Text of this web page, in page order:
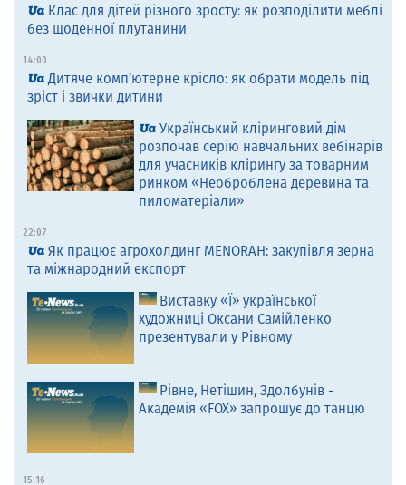
Клас для дітей різного зросту: як розподілити меблі
без щоденної плутанини
14:00
Дитяче комп’ютерне крісло: як обрати модель під
зріст і звички дитини
Український кліринговий дім
розпочав серію навчальних вебінарів
для учасників клірингу за товарним
ринком «Необроблена деревина та
пиломатеріали»
22:07
Як працює агрохолдинг MENORAH: закупівля зерна
та міжнародний експорт
Виставку «Ї» української
художниці Оксани Самійленко
презентували у Рівному
Рівне, Нетішин, Здолбунів -
Академія «FOX» запрошує до танцю
15:16